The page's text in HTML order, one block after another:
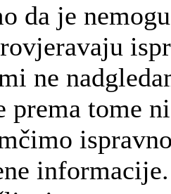
da je
ne
prema tome